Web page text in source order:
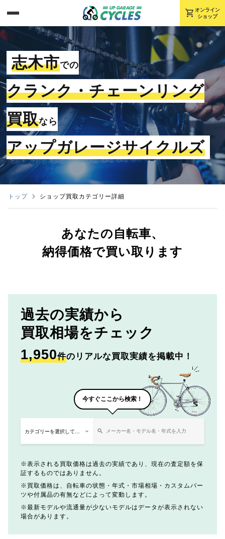
shopping_cart オンライン
ショップ
志木市での
クランク・チェーンリング
買取なら
アップガレージサイクルズ
トップ ショップ買取カテゴリー詳細
あなたの自転車、
納得価格で買い取ります
過去の実績から
買取相場をチェック
1,950件のリアルな買取実績を掲載中！
今すぐここから検索！
表示される買取価格は過去の実績であり、現在の査定額を保
証するものではありません。
買取価格は、自転車の状態・年式・市場相場・カスタムパー
ツや付属品の有無などによって変動します。
最新モデルや流通量が少ないモデルはデータが表示されない
場合があります。